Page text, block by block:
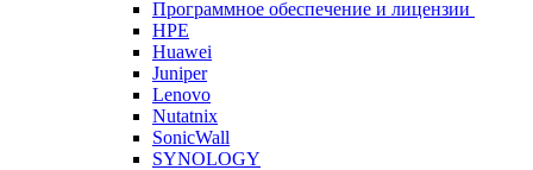
Программное обеспечение и лицензии
HPE
Huawei
Juniper
Lenovo
Nutatnix
SonicWall
SYNOLOGY